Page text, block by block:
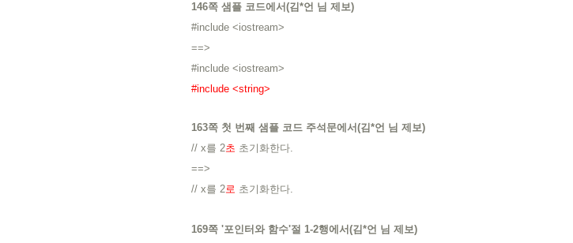
146쪽 샘플 코드에서(김*언 님 제보)
#include <iostream>
==>
#include <iostream>
#include <string>
163쪽 첫 번째 샘플 코드 주석문에서(김*언 님 제보)
// x를 2초 초기화한다.
==>
// x를 2로 초기화한다.
169쪽 '포인터와 함수'절 1-2행에서(김*언 님 제보)